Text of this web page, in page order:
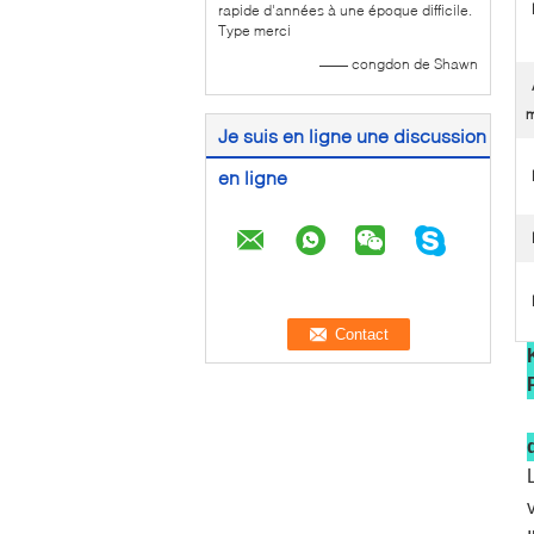
rapide d'années à une époque difficile.
Type merci
—— congdon de Shawn
Je suis en ligne une discussion
en ligne